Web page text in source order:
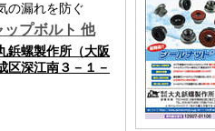
の漏れを防ぐ
ップボルト 他
鋲螺製作所（大阪
区深江南３－１－